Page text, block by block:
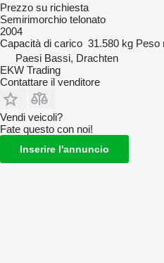
Prezzo su richiesta
Semirimorchio telonato
2004
Capacità di carico 31.580 kg Peso
Paesi Bassi, Drachten
EKW Trading
Contattare il venditore
Vendi veicoli?
Fate questo con noi!
Inserire l'annuncio